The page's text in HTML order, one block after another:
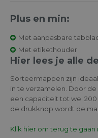
Plus en min:
Met aanpasbare
Met etikethouder
Hier lees je alle
Sorteermappen zijn
in te verzamelen. Door
een capaciteit tot wel
de drukknop wordt de
Klik hier om terug te gaan